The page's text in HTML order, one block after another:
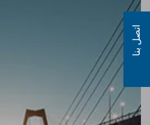
اتصل بنا